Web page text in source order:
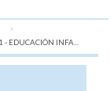
- EDUCACIÓN INFA...